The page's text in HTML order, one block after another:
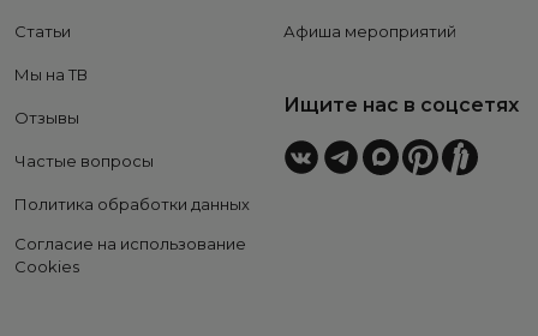
Статьи
Мы на ТВ
Отзывы
Частые вопросы
Политика обработки данных
Согласие на использование
Cookies
Афиша мероприятий
Ищите нас в соцсетях